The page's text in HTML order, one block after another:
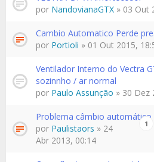
por NandovianaGTX » 03 Out
Cambio Automatico Perde
por Portioli » 01 Out 2015,
Ventilador Interno do Vectra
sozinnho / ar normal
por Paulo Assunção » 30 Dez
Problema câmbio automático
1
por Paulistaors » 24
Abr 2013, 00:14